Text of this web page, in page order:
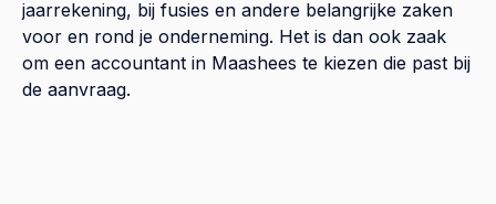
jaarrekening, bij fusies en andere belangrijke zaken
voor en rond je onderneming. Het is dan ook zaak
om een accountant in Maashees te kiezen die past bij
de aanvraag.